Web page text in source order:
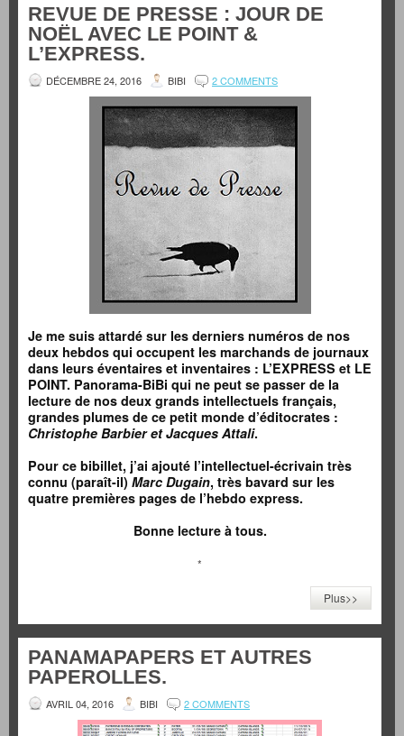
REVUE DE PRESSE : JOUR DE
NOËL AVEC LE POINT &
L’EXPRESS.
DÉCEMBRE 24, 2016 BIBI 2 COMMENTS
Je me suis attardé sur les derniers numéros de nos
deux hebdos qui occupent les marchands de journaux
dans leurs éventaires et inventaires : L’EXPRESS et LE
POINT. Panorama-BiBi qui ne peut se passer de la
lecture de nos deux grands intellectuels français,
grandes plumes de ce petit monde d’éditocrates :
Christophe Barbier et Jacques Attali.
Pour ce bibillet, j’ai ajouté l’intellectuel-écrivain très
connu (paraît-il) Marc Dugain, très bavard sur les
quatre premières pages de l’hebdo express.
Bonne lecture à tous.
*
Plus>>
PANAMAPAPERS ET AUTRES
PAPEROLLES.
AVRIL 04, 2016 BIBI 2 COMMENTS